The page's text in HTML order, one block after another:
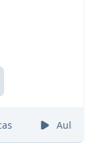
Aulas